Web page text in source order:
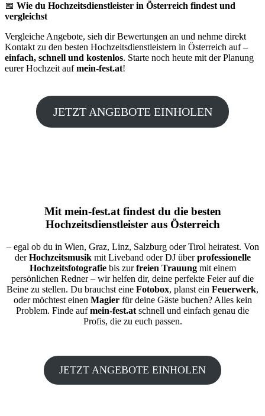
📅 Wie du Hochzeitsdienstleister in Österreich findest und
vergleichst
Vergleiche Angebote, sieh dir Bewertungen an und nehme direkt
Kontakt zu den besten Hochzeitsdienstleistern in Österreich auf –
einfach, schnell und kostenlos. Starte noch heute mit der Planung
eurer Hochzeit aufmein-fest.at!
JETZT ANGEBOTE EINHOLEN
Mit mein-fest.atfindest du die besten
Hochzeitsdienstleister aus Österreich
– egal ob du in Wien, Graz, Linz, Salzburg oder Tirol heiratest. Von
derHochzeitsmusikmit Liveband oder DJ überprofessionelle
Hochzeitsfotografiebis zurfreien Trauungmit einem
persönlichen Redner – wir helfen dir, deine perfekte Feier auf die
Beine zu stellen. Du brauchst eine Fotobox, planst ein Feuerwerk,
oder möchtest einen Magierfür deine Gäste buchen? Alles kein
Problem. Finde aufmein-fest.atschnell und einfach genau die
Profis, die zu euch passen.
JETZT ANGEBOTE EINHOLEN